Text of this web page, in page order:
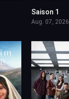
Saison 1
Aug. 07, 2026